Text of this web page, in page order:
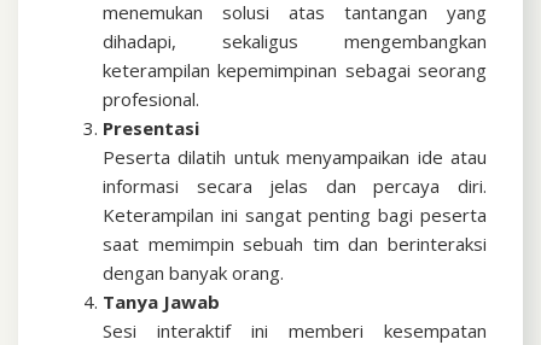
menemukan solusi atas tantangan yang
dihadapi, sekaligus mengembangkan
keterampilan kepemimpinan sebagai seorang
profesional.
Presentasi
Peserta dilatih untuk menyampaikan ide atau
informasi secara jelas dan percaya diri.
Keterampilan ini sangat penting bagi peserta
saat memimpin sebuah tim dan berinteraksi
dengan banyak orang.
Tanya Jawab
Sesi interaktif ini memberi kesempatan